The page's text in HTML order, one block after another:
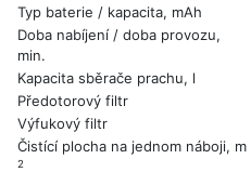
Typ baterie / kapacita, mAh
Doba nabíjení / doba provozu,
min.
Kapacita sběrače prachu, l
Předotorový filtr
Výfukový filtr
Čistící plocha na jednom náboji, m
2